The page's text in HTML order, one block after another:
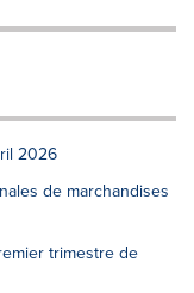
2026
de marchandises
trimestre de